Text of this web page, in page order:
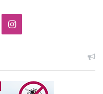
Instagram